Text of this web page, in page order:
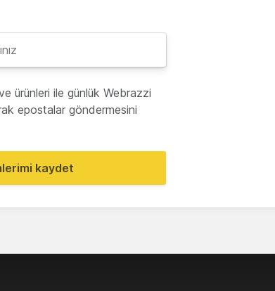
ürünleri ile günlük Webrazzi
epostalar göndermesini
kaydet